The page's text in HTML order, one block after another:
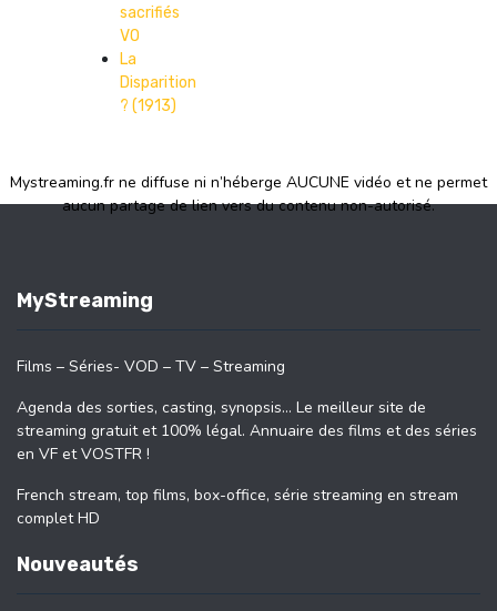
sacrifiés
VO
La
Disparition
? (1913)
Mystreaming.fr ne diffuse ni n’héberge AUCUNE vidéo et ne permet
aucun partage de lien vers du contenu non-autorisé.
MyStreaming
Films – Séries- VOD – TV – Streaming
Agenda des sorties, casting, synopsis… Le meilleur site de
streaming gratuit et 100% légal. Annuaire des films et des séries
en VF et VOSTFR !
French stream, top films, box-office, série streaming en stream
complet HD
Nouveautés